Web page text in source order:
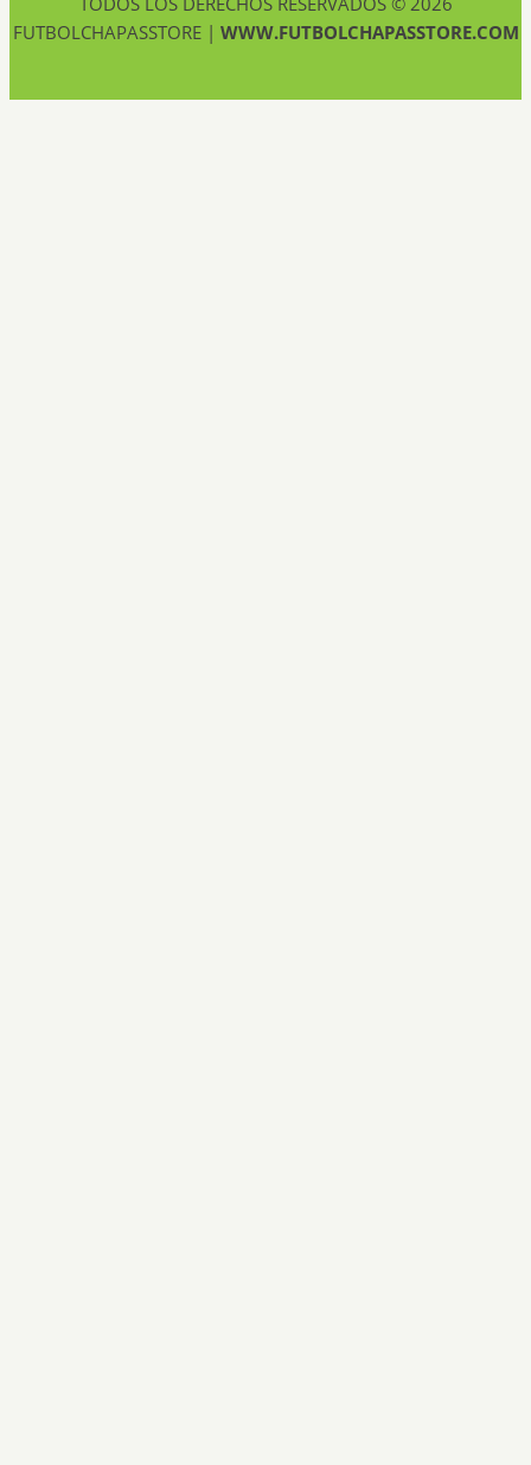
FUTBOLCHAPASSTORE | WWW.FUTBOLCHAPASSTORE.COM